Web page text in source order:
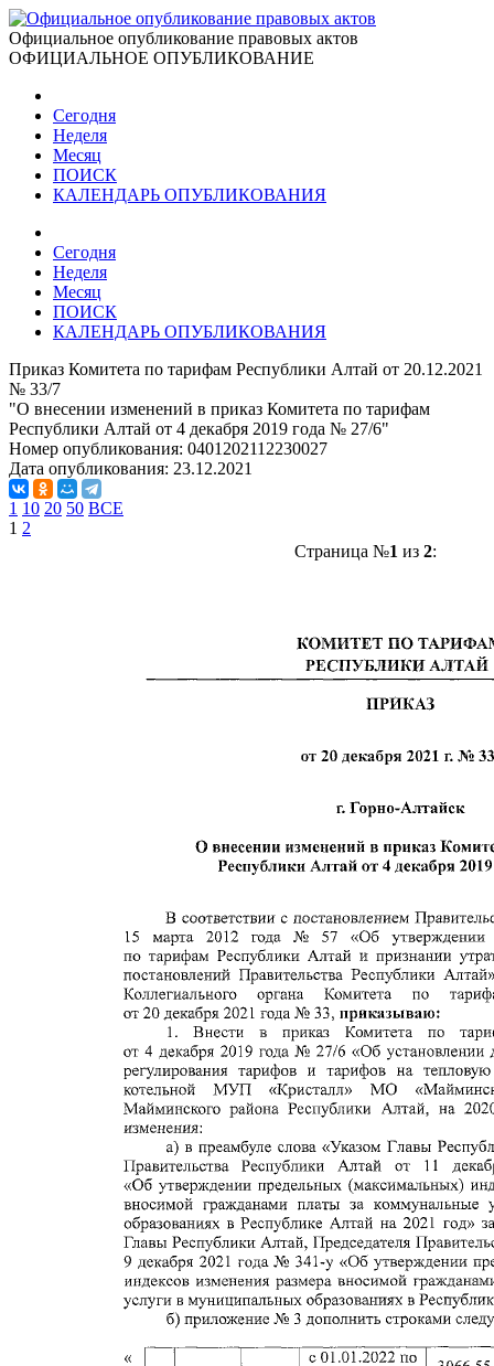
Официальное опубликование правовых актов
ОФИЦИАЛЬНОЕ ОПУБЛИКОВАНИЕ
Сегодня
Неделя
Месяц
ПОИСК
КАЛЕНДАРЬ ОПУБЛИКОВАНИЯ
Сегодня
Неделя
Месяц
ПОИСК
КАЛЕНДАРЬ ОПУБЛИКОВАНИЯ
Приказ Комитета по тарифам Республики Алтай от 20.12.2021
№ 33/7
"О внесении изменений в приказ Комитета по тарифам
Республики Алтай от 4 декабря 2019 года № 27/6"
Номер опубликования: 0401202112230027
Дата опубликования: 23.12.2021
1 10 20 50 ВСЕ
1 2
Страница №1 из 2: